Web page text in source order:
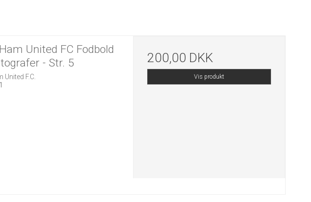
United FC Fodbold
- Str. 5
United F.C.
200,00 DKK
Vis produkt